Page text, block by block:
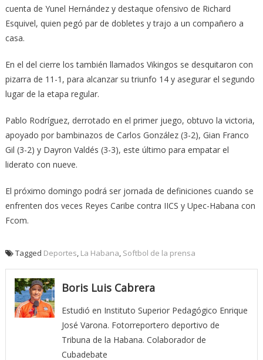
cuenta de Yunel Hernández y destaque ofensivo de Richard
Esquivel, quien pegó par de dobletes y trajo a un compañero a
casa.
En el del cierre los también llamados Vikingos se desquitaron con
pizarra de 11-1, para alcanzar su triunfo 14 y asegurar el segundo
lugar de la etapa regular.
Pablo Rodríguez, derrotado en el primer juego, obtuvo la victoria,
apoyado por bambinazos de Carlos González (3-2), Gian Franco
Gil (3-2) y Dayron Valdés (3-3), este último para empatar el
liderato con nueve.
El próximo domingo podrá ser jornada de definiciones cuando se
enfrenten dos veces Reyes Caribe contra IICS y Upec-Habana con
Fcom.
Tagged Deportes La Habana Softbol de la prensa
Boris Luis Cabrera
Estudió en Instituto Superior Pedagógico Enrique
José Varona. Fotorreportero deportivo de
Tribuna de la Habana. Colaborador de
Cubadebate